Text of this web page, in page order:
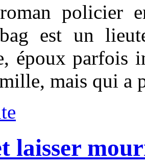
policier
est un
époux parfois
mais qui a
laisser